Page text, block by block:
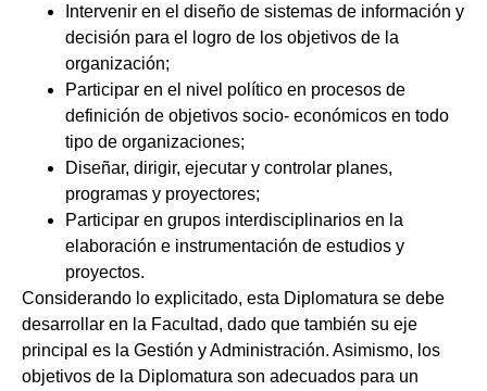
Intervenir en el diseño de sistemas de información y
decisión para el logro de los objetivos de la
organización;
Participar en el nivel político en procesos de
definición de objetivos socio- económicos en todo
tipo de organizaciones;
Diseñar, dirigir, ejecutar y controlar planes,
programas y proyectores;
Participar en grupos interdisciplinarios en la
elaboración e instrumentación de estudios y
proyectos.
Considerando lo explicitado, esta Diplomatura se debe
desarrollar en la Facultad, dado que también su eje
principal es la Gestión y Administración. Asimismo, los
objetivos de la Diplomatura son adecuados para un